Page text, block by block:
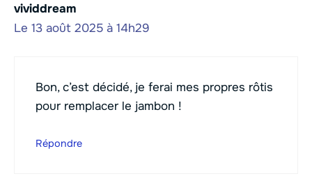
vividdream
Le 13 août 2025 à 14h29
Bon, c’est décidé, je ferai mes propres rôtis
pour remplacer le jambon !
Répondre